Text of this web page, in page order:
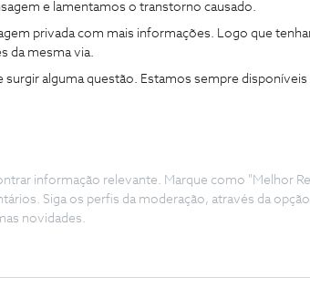
e lamentamos o transtorno causado.
privada com mais informações. Logo que
da mesma via.
alguma questão. Estamos sempre disponíveis
informação relevante. Marque como "Melhor
Siga os perfis da moderação, através da opção
novidades.